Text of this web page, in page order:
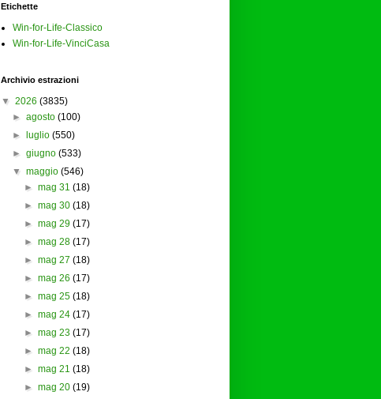
Etichette
Win-for-Life-Classico
Win-for-Life-VinciCasa
Archivio estrazioni
▼ 2026 (3835)
►agosto (100)
►
luglio (550)
►giugno (533)
▼ maggio (546)
► mag 31 (18)
► mag 30 (18)
► mag 29 (17)
► mag 28 (17)
► mag 27 (18)
► mag 26 (17)
► mag 25 (18)
► mag 24 (17)
► mag 23 (17)
► mag 22 (18)
► mag 21 (18)
► mag 20 (19)